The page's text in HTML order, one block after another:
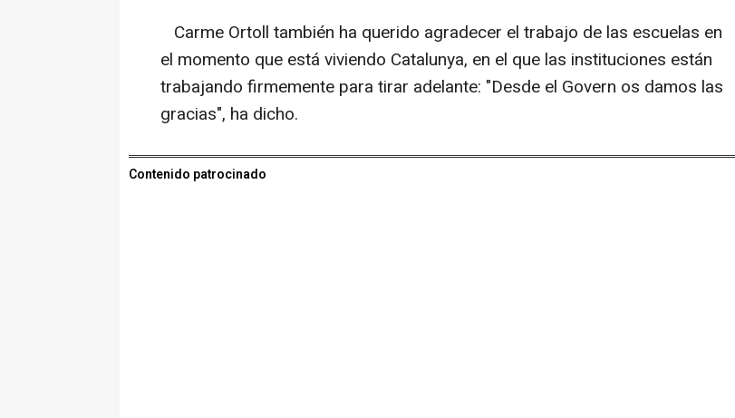
Carme Ortoll también ha querido agradecer el trabajo de las escuelas en
el momento que está viviendo Catalunya, en el que las instituciones están
trabajando firmemente para tirar adelante: "Desde el Govern os damos las
gracias", ha dicho.
Contenido patrocinado